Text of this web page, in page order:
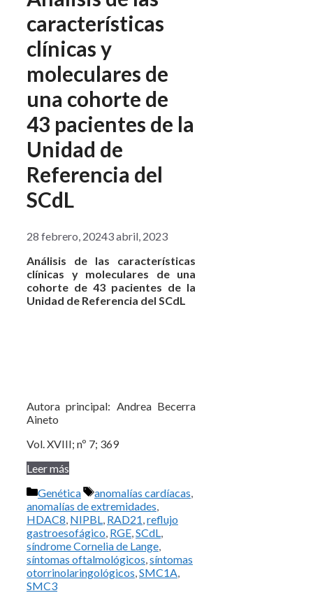
características
clínicas y
moleculares de
una cohorte de
43 pacientes de la
Unidad de
Referencia del
SCdL
28 febrero, 20243 abril, 2023
Análisis de las características
clínicas y moleculares de una
cohorte de 43 pacientes de la
Unidad de Referencia del SCdL
Autora principal: Andrea Becerra
Aineto
Vol. XVIII; nº 7; 369
Leer más
Categorías
Genética Etiquetas
anomalías cardíacas,
anomalías de extremidades,
HDAC8, NIPBL, RAD21,reflujo
gastroesofágico, RGE,SCdL,
síndrome Cornelia de Lange,
síntomas oftalmológicos,síntomas
otorrinolaringológicos,SMC1A,
SMC3